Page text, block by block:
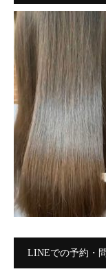
LINEでの予約・